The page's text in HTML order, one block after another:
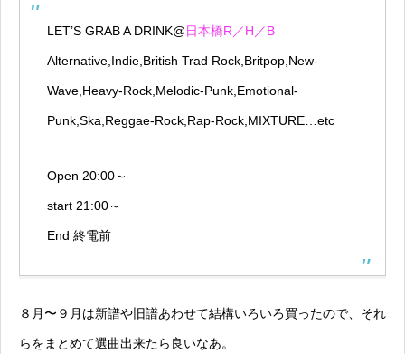
LET’S GRAB A DRINK@日本橋R／H／B
Alternative,Indie,British Trad Rock,Britpop,New-
Wave,Heavy-Rock,Melodic-Punk,Emotional-
Punk,Ska,Reggae-Rock,Rap-Rock,MIXTURE…etc
Open 20:00～
start 21:00～
End 終電前
８月〜９月は新譜や旧譜あわせて結構いろいろ買ったので、それ
らをまとめて選曲出来たら良いなあ。